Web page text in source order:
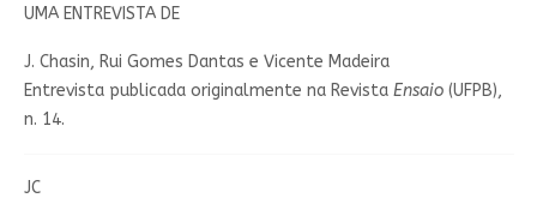
UMA ENTREVISTA DE
J. Chasin, Rui Gomes Dantas e Vicente Madeira
Entrevista publicada originalmente na Revista Ensaio(UFPB),
n. 14.
JC